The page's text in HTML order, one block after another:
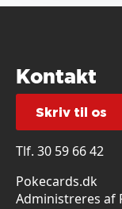
Kontakt
Skriv til os
Tlf. 30 59 66 42
Pokecards.dk
Administreres af